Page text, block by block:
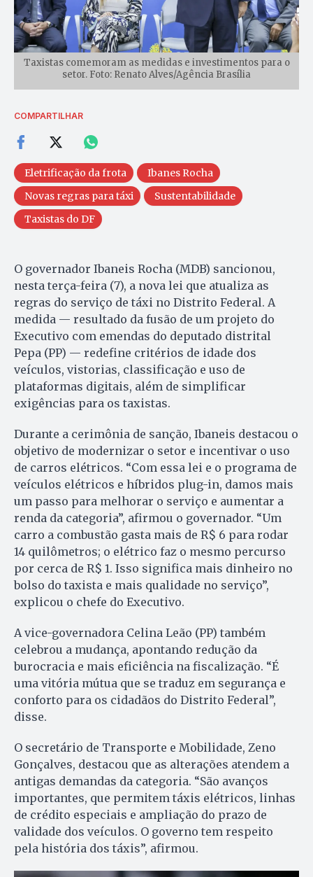
Taxistas comemoram as medidas e investimentos para o
setor. Foto: Renato Alves/Agência Brasília
COMPARTILHAR
Eletrificação da frota
Ibanes Rocha
Novas regras para táxi
Sustentabilidade
Taxistas do DF
O governador Ibaneis Rocha (MDB) sancionou,
nesta terça-feira (7), a nova lei que atualiza as
regras do serviço de táxi no Distrito Federal. A
medida — resultado da fusão de um projeto do
Executivo com emendas do deputado distrital
Pepa (PP) — redefine critérios de idade dos
veículos, vistorias, classificação e uso de
plataformas digitais, além de simplificar
exigências para os taxistas.
Durante a cerimônia de sanção, Ibaneis destacou o
objetivo de modernizar o setor e incentivar o uso
de carros elétricos. “Com essa lei e o programa de
veículos elétricos e híbridos plug-in, damos mais
um passo para melhorar o serviço e aumentar a
renda da categoria”, afirmou o governador. “Um
carro a combustão gasta mais de R$ 6 para rodar
14 quilômetros; o elétrico faz o mesmo percurso
por cerca de R$ 1. Isso significa mais dinheiro no
bolso do taxista e mais qualidade no serviço”,
explicou o chefe do Executivo.
A vice-governadora Celina Leão (PP) também
celebrou a mudança, apontando redução da
burocracia e mais eficiência na fiscalização. “É
uma vitória mútua que se traduz em segurança e
conforto para os cidadãos do Distrito Federal”,
disse.
O secretário de Transporte e Mobilidade, Zeno
Gonçalves, destacou que as alterações atendem a
antigas demandas da categoria. “São avanços
importantes, que permitem táxis elétricos, linhas
de crédito especiais e ampliação do prazo de
validade dos veículos. O governo tem respeito
pela história dos táxis”, afirmou.